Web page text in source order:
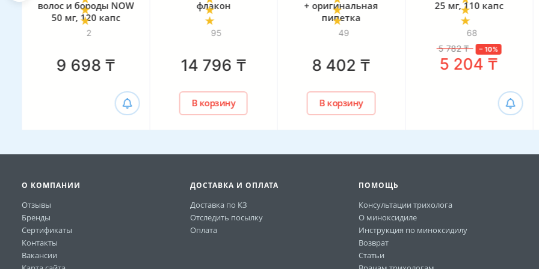
2
волос и бороды NOW
50 мг, 120 капс
9 698 ₸
95
флакон
14 796 ₸
В корзину
49
+ оригинальная
пипетка
8 402 ₸
В корзину
68
25 мг, 110 капс
5 782₸ –10%
5 204 ₸
О КОМПАНИИ
Отзывы
Бренды
Сертификаты
Контакты
Вакансии
ДОСТАВКА И ОПЛАТА
Доставка по КЗ
Отследить посылку
Оплата
ПОМОЩЬ
Консультации трихолога
О миноксидиле
Инструкция по миноксидилу
Возврат
Статьи